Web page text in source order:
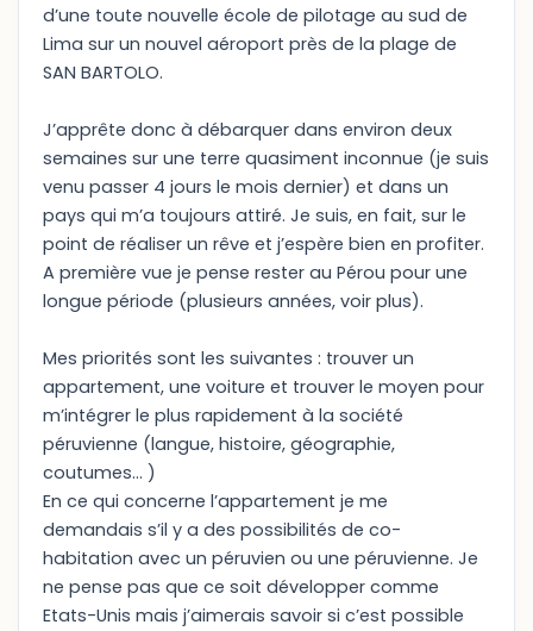
d’une toute nouvelle école de pilotage au sud de
Lima sur un nouvel aéroport près de la plage de
SAN BARTOLO.
J’apprête donc à débarquer dans environ deux
semaines sur une terre quasiment inconnue (je suis
venu passer 4 jours le mois dernier) et dans un
pays qui m’a toujours attiré. Je suis, en fait, sur le
point de réaliser un rêve et j’espère bien en profiter.
A première vue je pense rester au Pérou pour une
longue période (plusieurs années, voir plus).
Mes priorités sont les suivantes : trouver un
appartement, une voiture et trouver le moyen pour
m’intégrer le plus rapidement à la société
péruvienne (langue, histoire, géographie,
coutumes… )
En ce qui concerne l’appartement je me
demandais s’il y a des possibilités de co-
habitation avec un péruvien ou une péruvienne. Je
ne pense pas que ce soit développer comme
Etats-Unis mais j’aimerais savoir si c’est possible